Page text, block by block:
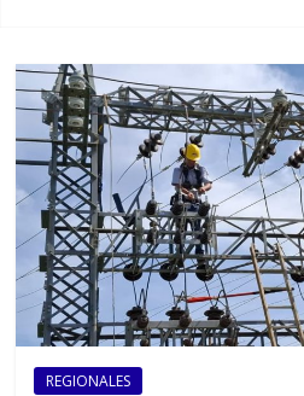
REGIONALES